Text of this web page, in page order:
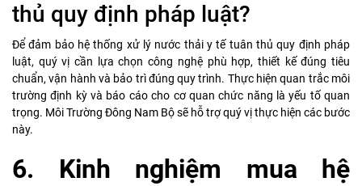
thủ quy định pháp luật?
Để đảm bảo hệ thống xử lý nước thải y tế tuân thủ quy định pháp
luật, quý vị cần lựa chọn công nghệ phù hợp, thiết kế đúng tiêu
chuẩn, vận hành và bảo trì đúng quy trình. Thực hiện quan trắc môi
trường định kỳ và báo cáo cho cơ quan chức năng là yếu tố quan
trọng. Môi Trường Đông Nam Bộ sẽ hỗ trợ quý vị thực hiện các bước
này.
6. Kinh nghiệm mua hệ